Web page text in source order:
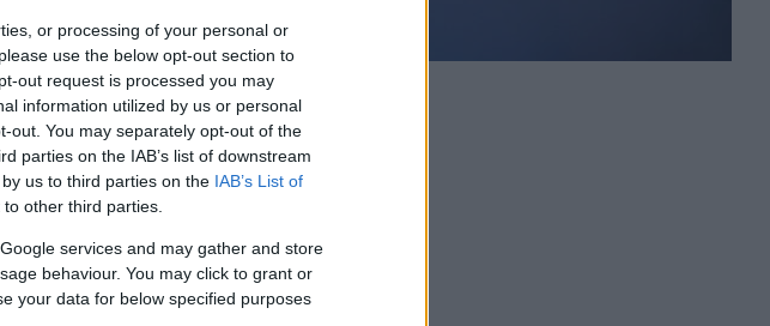
or processing of your personal or
use the below opt-out section to
out request is processed you may
information utilized by us or personal
out. You may separately opt-out of the
parties on the IAB’s list of downstream
us to third parties on the IAB’s List of
other third parties.
services and may gather and store
behaviour. You may click to grant or
your data for below specified purposes